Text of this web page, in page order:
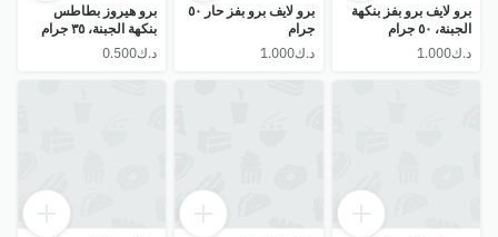
برو لايف برو بفز بنكهة
الجبنة، ٥٠ جرام
برو لايف برو بفز حار ٥٠
جرام
⁦د.ك1.000⁩
برو هيروز بطاطس
بنكهة الجبنة، ٣٥ جرام